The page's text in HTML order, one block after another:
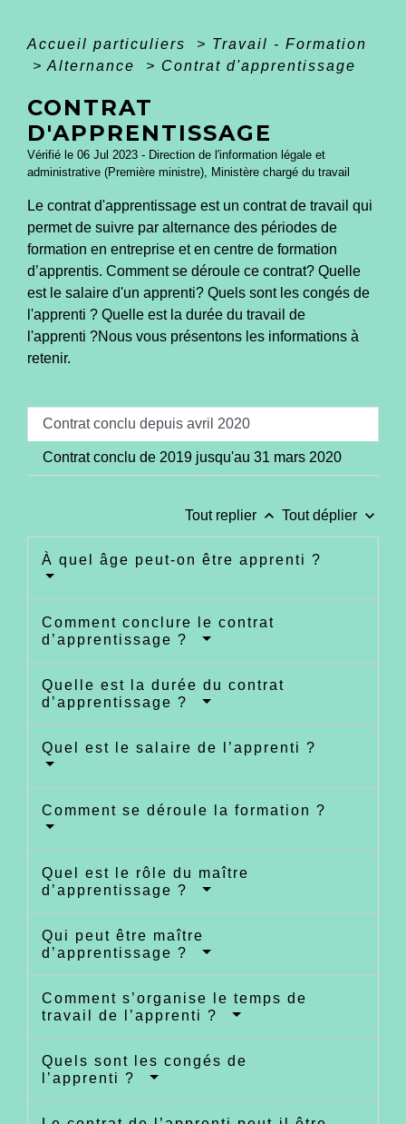
Accueil particuliers > Travail - Formation
> Alternance > Contrat d'apprentissage
CONTRAT
D'APPRENTISSAGE
Vérifié le 06 Jul 2023 - Direction de l'information légale et
administrative (Première ministre), Ministère chargé du travail
Le contrat d'apprentissage est un contrat de travail qui
permet de suivre par alternance des périodes de
formation en entreprise et en centre de formation
d’apprentis. Comment se déroule ce contrat? Quelle
est le salaire d'un apprenti? Quels sont les congés de
l'apprenti ? Quelle est la durée du travail de
l'apprenti ?Nous vous présentons les informations à
retenir.
Contrat conclu depuis avril 2020
Contrat conclu de 2019 jusqu'au 31 mars 2020
Tout replier keyboard_arrow_up Tout déplier keyboard_arrow_down
À quel âge peut-on être apprenti ?
Comment conclure le contrat
d’apprentissage ?
Quelle est la durée du contrat
d’apprentissage ?
Quel est le salaire de l’apprenti ?
Comment se déroule la formation ?
Quel est le rôle du maître
d’apprentissage ?
Qui peut être maître
d’apprentissage ?
Comment s’organise le temps de
travail de l’apprenti ?
Quels sont les congés de
l’apprenti ?